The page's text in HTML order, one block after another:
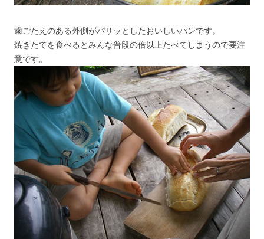
歯ごたえのある外側がパリッとしたおいしいパンです。
焼きたてを食べるとみんな普段の倍以上たべてしまうので要注
意です。